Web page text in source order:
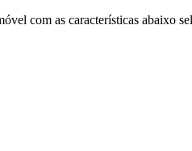
com as características abaixo